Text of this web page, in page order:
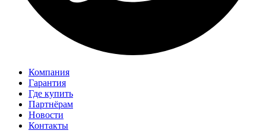
Компания
Гарантия
Где купить
Партнёрам
Новости
Контакты